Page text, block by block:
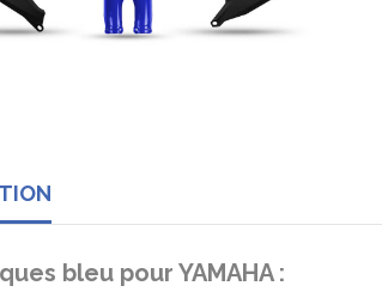
bleu pour YAMAHA :